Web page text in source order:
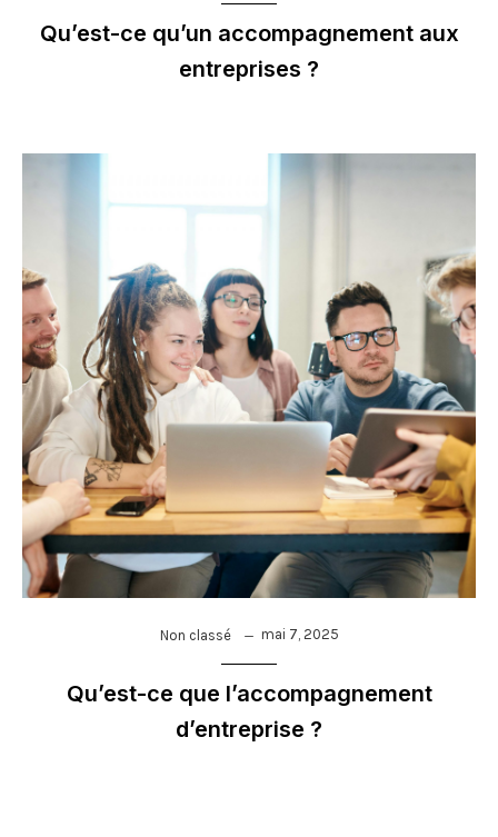
Qu’est-ce qu’un accompagnement aux
entreprises ?
Non classé mai 7, 2025
Qu’est-ce que l’accompagnement
d’entreprise ?